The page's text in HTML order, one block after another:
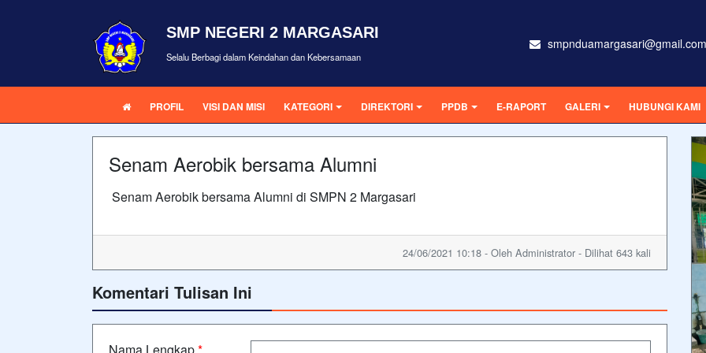
SMP NEGERI 2 MARGASARI
Selalu Berbagi dalam Keindahan dan Kebersamaan
smpnduamargasari@gmail.com
PROFIL VISI DAN MISI KATEGORI DIREKTORI PPDB E-RAPORT GALERI HUBUNGI KAMI
Senam Aerobik bersama Alumni
Senam Aerobik bersama Alumni di SMPN 2 Margasari
24/06/2021 10:18 - Oleh Administrator - Dilihat 643 kali
Komentari Tulisan Ini